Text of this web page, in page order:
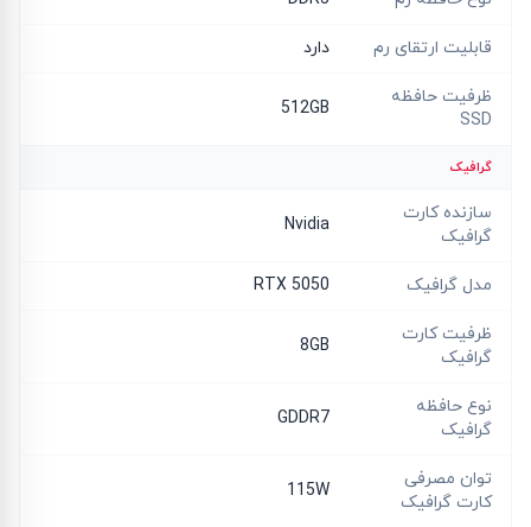
قابلیت ارتقای رم دارد
ظرفیت حافظه
SSD
512GB
گرافیک
سازنده کارت
گرافیک
Nvidia
مدل گرافیک RTX 5050
ظرفیت کارت
گرافیک
8GB
نوع حافظه
گرافیک
GDDR7
توان مصرفی
کارت گرافیک
115W